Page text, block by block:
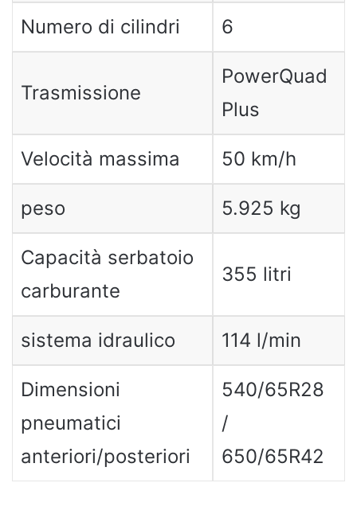
Numero di cilindri 6
Trasmissione
PowerQuad
Plus
Velocità massima 50 km/h
peso 5.925 kg
Capacità serbatoio
carburante
355 litri
sistema idraulico 114 l/min
Dimensioni
pneumatici
anteriori/posteriori
540/65R28
/
650/65R42